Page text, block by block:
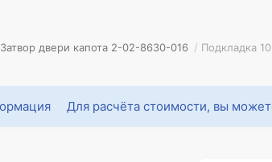
Затвор двери капота 2-02-8630-016 / Подкладка
Для расчёта стоимости, вы